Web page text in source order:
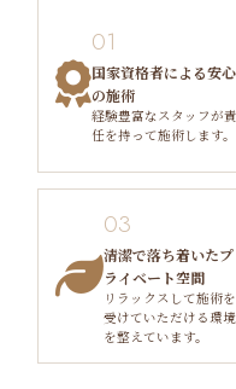
01
国家資格者による安心
の施術
経験豊富なスタッフが責
任を持って施術します。
03
清潔で落ち着いたプ
ライベート空間
リラックスして施術を
受けていただける環境
を整えています。